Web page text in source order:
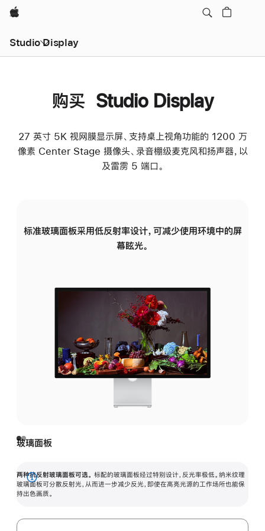
Apple
Studio Display
购买 Studio Display
27 英寸 5K 视网膜显示屏、支持桌上视角功能的 1200 万
像素 Center Stage 摄像头、录音棚级麦克风和扬声器，以
及雷雳 5 端口。
标准玻璃面板采用低反射率设计，可减少使用环境中的屏
幕眩光。
玻璃面板
两种抗反射玻璃面板可选。 标配的玻璃面板经过特别设计，反光率极低。纳米纹理
玻璃面板可分散反射光，从而进一步减少反光，即使在高亮光源的工作场所也能保
持出色画质。
展
开